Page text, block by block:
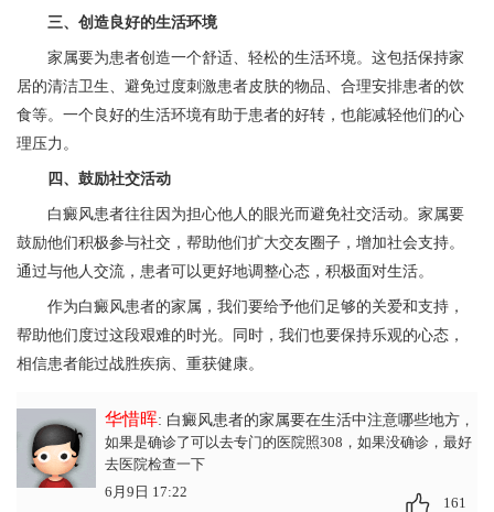
三、创造良好的生活环境
家属要为患者创造一个舒适、轻松的生活环境。这包括保持家
居的清洁卫生、避免过度刺激患者皮肤的物品、合理安排患者的饮
食等。一个良好的生活环境有助于患者的好转，也能减轻他们的心
理压力。
四、鼓励社交活动
白癜风患者往往因为担心他人的眼光而避免社交活动。家属要
鼓励他们积极参与社交，帮助他们扩大交友圈子，增加社会支持。
通过与他人交流，患者可以更好地调整心态，积极面对生活。
作为白癜风患者的家属，我们要给予他们足够的关爱和支持，
帮助他们度过这段艰难的时光。同时，我们也要保持乐观的心态，
相信患者能过战胜疾病、重获健康。
华惜晖: 白癜风患者的家属要在生活中注意哪些地方，
如果是确诊了可以去专门的医院照308，如果没确诊，最好
去医院检查一下
6月9日 17:22
161